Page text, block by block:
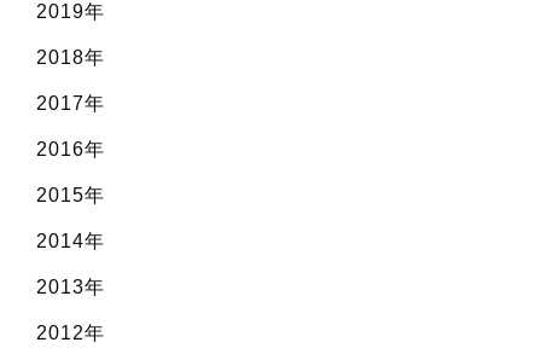
2019年
2018年
2017年
2016年
2015年
2014年
2013年
2012年